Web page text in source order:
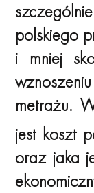
polskiego
i mniej
metrażu.
jest koszt
oraz jaka